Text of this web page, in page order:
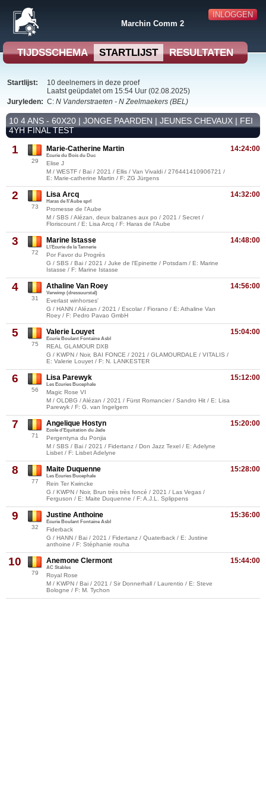
INLOGGEN
Marchin Comm 2
TIJDSSCHEMA STARTLIJST RESULTATEN
Startlijst:
10 deelnemers in deze proef
Laatst geüpdatet om 15:54 Uur (02.08.2025)
Juryleden: C: N Vanderstraeten - N Zeelmaekers (BEL)
10 4 ANS - 60X20 | JONGE PAARDEN | JEUNES CHEVAUX | FEI
4YH FINAL TEST
1
29
14:24:00
Marie-Catherine Martin
Ecurie du Bois du Duc
Elise J
M / WESTF / Bai / 2021 / Ellis / Van Vivaldi / 276441410906721 /
E: Marie-catherine Martin / F: ZG Jürgens
2
73
14:32:00
Lisa Arcq
Haras de l\'Aube sprl
Promesse de l'Aube
M / SBS / Alézan, deux balzanes aux po / 2021 / Secret /
Floriscount / E: Lisa Arcq / F: Haras de l'Aube
3
72
14:48:00
Marine Istasse
L\'Ecurie de la Tannerie
Por Favor du Progrès
G / SBS / Bai / 2021 / Juke de l'Epinette / Potsdam / E: Marine
Istasse / F: Marine Istasse
4
31
14:56:00
Athaline Van Roey
Verwimp (dressuurstal)
Everlast winhorses'
G / HANN / Alézan / 2021 / Escolar / Fiorano / E: Athaline Van
Roey / F: Pedro Pavao GmbH
5
75
15:04:00
Valerie Louyet
Ecurie Boulant Fontaine Asbl
REAL GLAMOUR DXB
G / KWPN / Noir, BAI FONCE / 2021 / GLAMOURDALE / VITALIS /
E: Valerie Louyet / F: N. LANKESTER
6
56
15:12:00
Lisa Parewyk
Les Ecuries Bucephale
Magic Rose VI
M / OLDBG / Alézan / 2021 / Fürst Romancier / Sandro Hit / E: Lisa
Parewyk / F: G. van Ingelgem
7
71
15:20:00
Angelique Hostyn
Ecole d'Equitation du Jade
Pergentyna du Ponjia
M / SBS / Bai / 2021 / Fidertanz / Don Jazz Texel / E: Adelyne
Lisbet / F: Lisbet Adelyne
8
77
15:28:00
Maite Duquenne
Les Ecuries Bucephale
Rein Ter Kwincke
G / KWPN / Noir, Brun très très foncé / 2021 / Las Vegas /
Ferguson / E: Maite Duquenne / F: A.J.L. Splippens
9
32
15:36:00
Justine Anthoine
Ecurie Boulant Fontaine Asbl
Fiderback
G / HANN / Bai / 2021 / Fidertanz / Quaterback / E: Justine
anthoine / F: Stéphanie rouha
10
79
15:44:00
Anemone Clermont
AC Stables
Royal Rose
M / KWPN / Bai / 2021 / Sir Donnerhall / Laurentio / E: Steve
Bologne / F: M. Tychon